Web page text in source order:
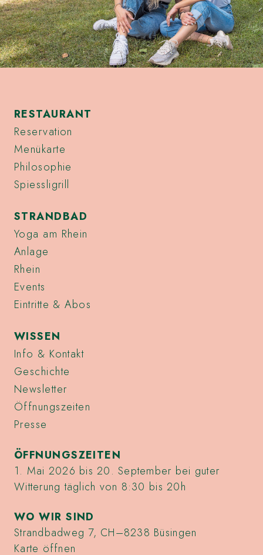
RESTAURANT
Reservation
Menükarte
Philosophie
Spiessligrill
STRANDBAD
Yoga am Rhein
Anlage
Rhein
Events
Eintritte & Abos
WISSEN
Info & Kontakt
Geschichte
Newsletter
Öffnungszeiten
Presse
ÖFFNUNGSZEITEN
1. Mai 2026 bis 20. September bei guter
Witterung täglich von 8:30 bis 20h
WO WIR SIND
Strandbadweg 7, CH–8238 Büsingen
Karte öffnen